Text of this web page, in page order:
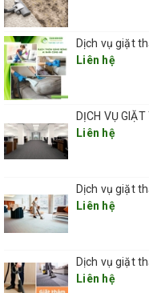
Liên hệ
Liên hệ
Dịch vụ giặt
Liên hệ
Dịch vụ giặt
Liên hệ